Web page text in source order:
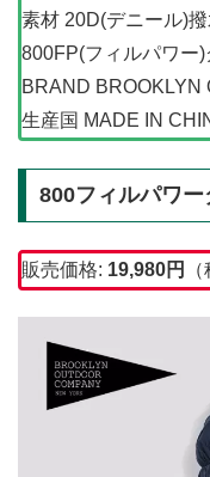
素材 20D(デニール)
800FP(フィルパワー
BRAND BROOKLYN
生産国 MADE IN
800フィルパワ
販売価格: 19,980円